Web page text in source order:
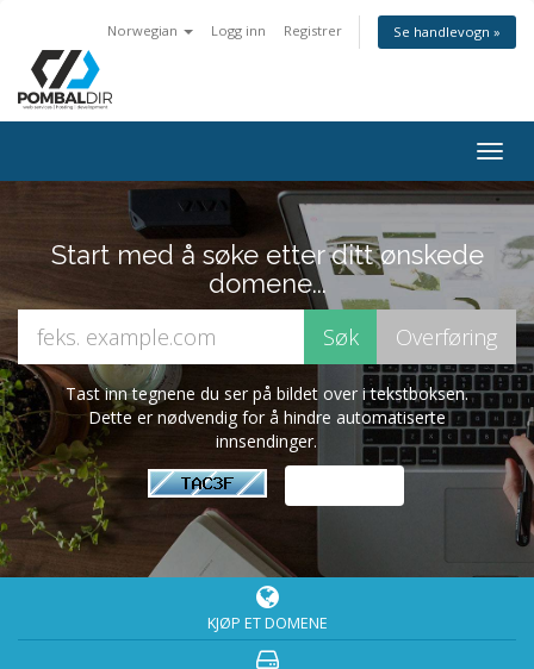
Norwegian Logg inn Registrer Se handlevogn »
Start med å søke etter ditt ønskede
domene...
Tast inn tegnene du ser på bildet over i tekstboksen.
Dette er nødvendig for å hindre automatiserte
innsendinger.
KJØP ET DOMENE